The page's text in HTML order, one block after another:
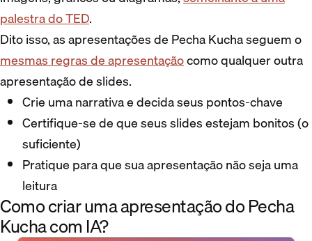
palestra do TED.
Dito isso, as apresentações de Pecha Kucha seguem o
mesmas regras de apresentaçãocomo qualquer outra
apresentação de slides.
Crie uma narrativa e decida seus pontos-chave
Certifique-se de que seus slides estejam bonitos (o
suficiente)
Pratique para que sua apresentação não seja uma
leitura
Como criar uma apresentação do Pecha
Kucha com IA?